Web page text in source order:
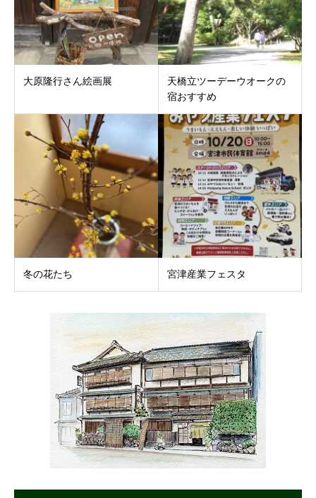
大原隆行さん絵画展
天橋立ツーデーウオークの
宿おすすめ
冬の花たち 宮津産業フェスタ